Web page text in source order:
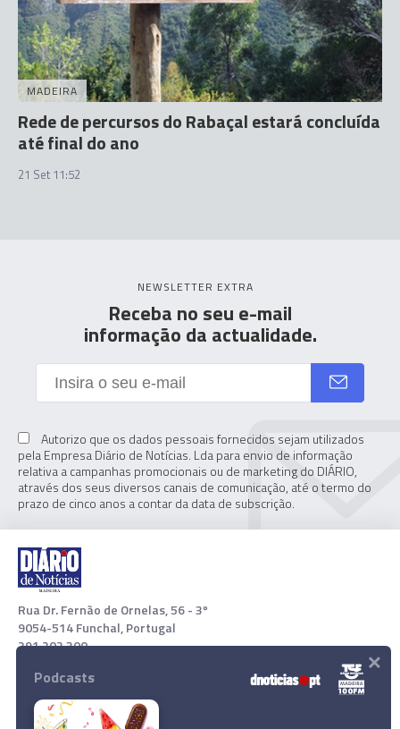
MADEIRA
Rede de percursos do Rabaçal estará concluída
até final do ano
21 Set 11:52
NEWSLETTER EXTRA
Receba no seu e-mail
informação da actualidade.
Autorizo que os dados pessoais fornecidos sejam utilizados
pela Empresa Diário de Notícias. Lda para envio de informação
relativa a campanhas promocionais ou de marketing do DIÁRIO,
através dos seus diversos canais de comunicação, até o termo do
prazo de cinco anos a contar da data de subscrição.
Rua Dr. Fernão de Ornelas, 56 - 3º
9054-514 Funchal, Portugal
291 202 300
Download App
Podcasts ×